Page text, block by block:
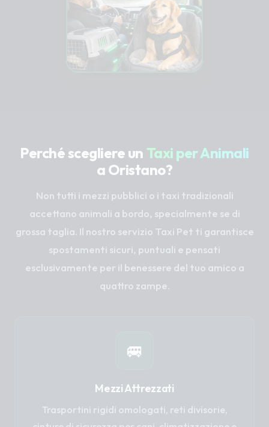
Perché scegliere un Taxi per Animali
a Oristano?
Non tutti i mezzi pubblici o i taxi tradizionali
accettano animali a bordo, specialmente se di
grossa taglia. Il nostro servizio Taxi Pet ti garantisce
spostamenti sicuri, puntuali e pensati
esclusivamente per il benessere del tuo amico a
quattro zampe.
🚐
Mezzi Attrezzati
Trasportini rigidi omologati, reti divisorie,